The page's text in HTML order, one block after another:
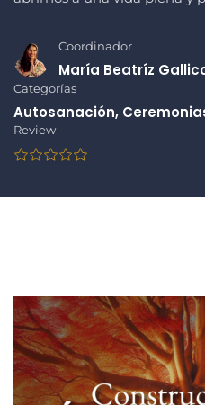
Coordinador
María Beatríz
Categorías
Autosanación,
Review